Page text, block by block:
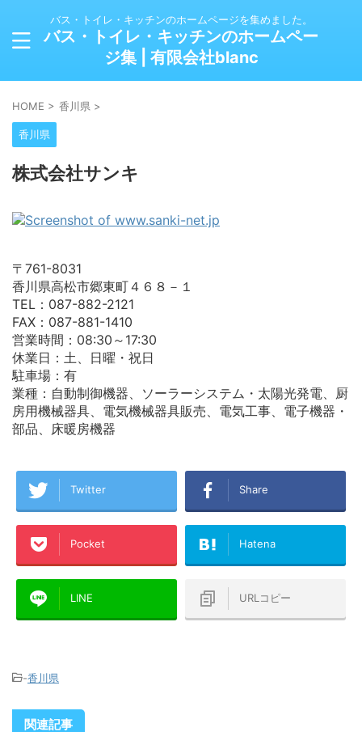
バス・トイレ・キッチンのホームページを集めました。
バス・トイレ・キッチンのホームペー
ジ集 | 有限会社blanc
HOME > 香川県 >
香川県
株式会社サンキ
〒761-8031
香川県高松市郷東町４６８－１
TEL：087-882-2121
FAX：087-881-1410
営業時間：08:30～17:30
休業日：土、日曜・祝日
駐車場：有
業種：自動制御機器、ソーラーシステム・太陽光発電、厨
房用機械器具、電気機械器具販売、電気工事、電子機器・
部品、床暖房機器
Twitter Share
Pocket Hatena
LINE URLコピー
-香川県
関連記事